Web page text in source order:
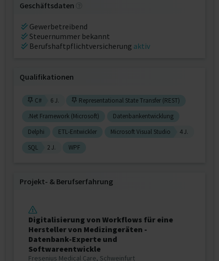
Geschäftsdaten
Gewerbetreibend
Steuernummer bekannt
Berufshaftpflichtversicherung aktiv
Qualifikationen
C# 6 J.
Representational State Transfer (REST)
.Net Framework (Microsoft)
Datenbankentwicklung
Delphi
ETL-Entwickler Microsoft Visual Studio
4 J.
SQL
2 J. WPF
Projekt‐ & Berufserfahrung
Digitalisierung von Workflows für eine
Hersteller von Medizingeräten -
Datenbank-Experte und
Softwareentwickle
Fresenius Medical Care, Schweinfurt